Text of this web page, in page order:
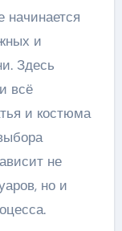
начинается
и
Здесь
всё
и костюма
не
но и